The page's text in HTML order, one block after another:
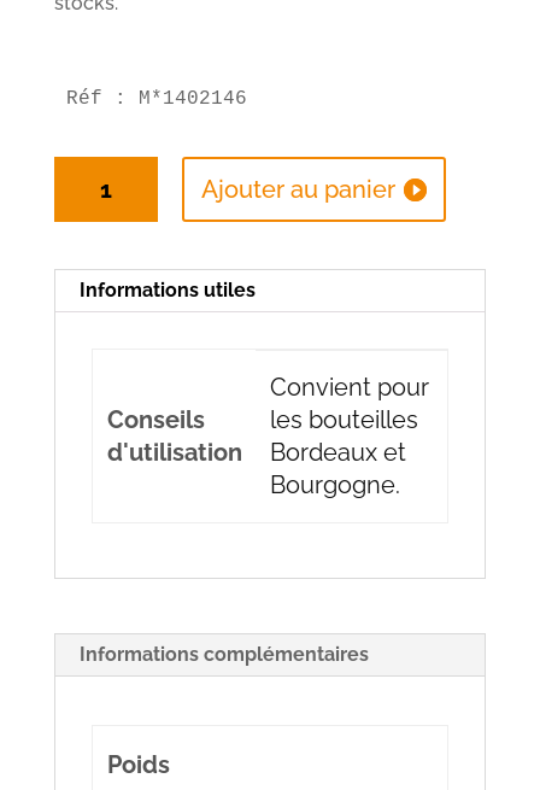
Réf : M*1402146
1
bouteille
Ajouter au panier
Informations utiles
Conseils
d'utilisation
Convient pour
les bouteilles
Bordeaux et
Bourgogne.
Informations complémentaires
Poids